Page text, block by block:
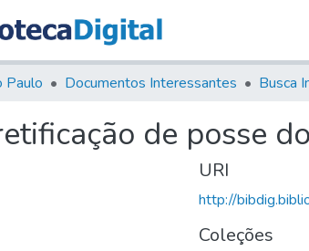
Paulo Documentos Interessantes Busca
de posse
URI
http://
Coleções